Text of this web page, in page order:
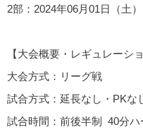
2部：2024年06月01日（土
【大会概要・レギュレーショ
大会方式：リーグ戦
試合方式：延長なし・PKな
試合時間：前後半制 40分